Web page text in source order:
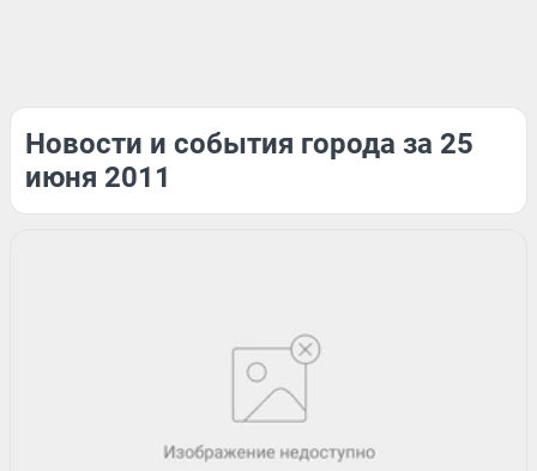
Новости и события города за 25
июня 2011